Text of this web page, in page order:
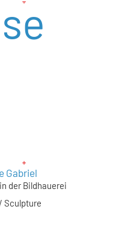
Gabriel
der Bildhauerei
Sculpture